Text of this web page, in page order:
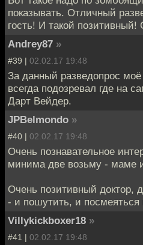
показывать. Отличный
гость! И такой позитивный!
Andrey87 »
#39 | 02.02.17 19:48
За данный разведопрос
всегда подозревал где на
Дарт Вейдер.
JPBelmondo »
#40 | 02.02.17 19:48
Очень познавательное
минима две возьму - маме
Очень позитивный доктор,
- и пошутить, и посмеяться
Villykickboxer18 »
#41 | 02.02.17 19:48